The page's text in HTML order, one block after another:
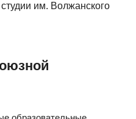
им. Волжанского